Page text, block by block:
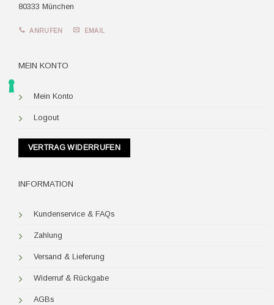
80333 München
ANRUFEN EMAIL
MEIN KONTO
Mein Konto
Logout
VERTRAG WIDERRUFEN
INFORMATION
Kundenservice & FAQs
Zahlung
Versand & Lieferung
Widerruf & Rückgabe
AGBs